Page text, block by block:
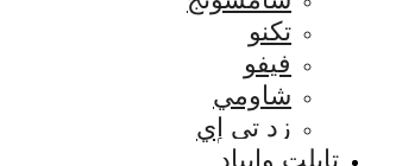
تكنو
فيفو
شاومي
زد تي إي
تابلت وايباد